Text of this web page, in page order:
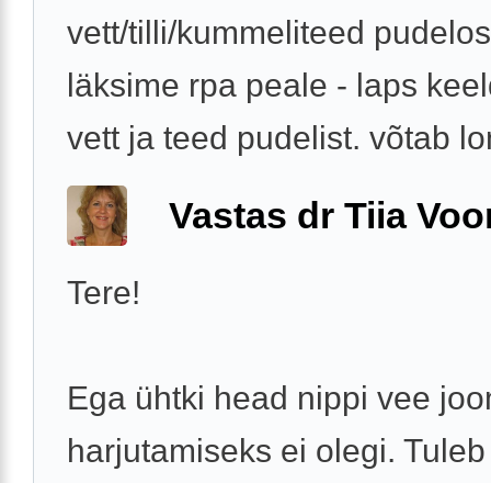
vett/tilli/kummeliteed
läksime rpa peale - laps
vett ja teed pudelist. võtab
Vastas dr Tiia
Tere!
Ega ühtki head nippi vee
harjutamiseks ei olegi.